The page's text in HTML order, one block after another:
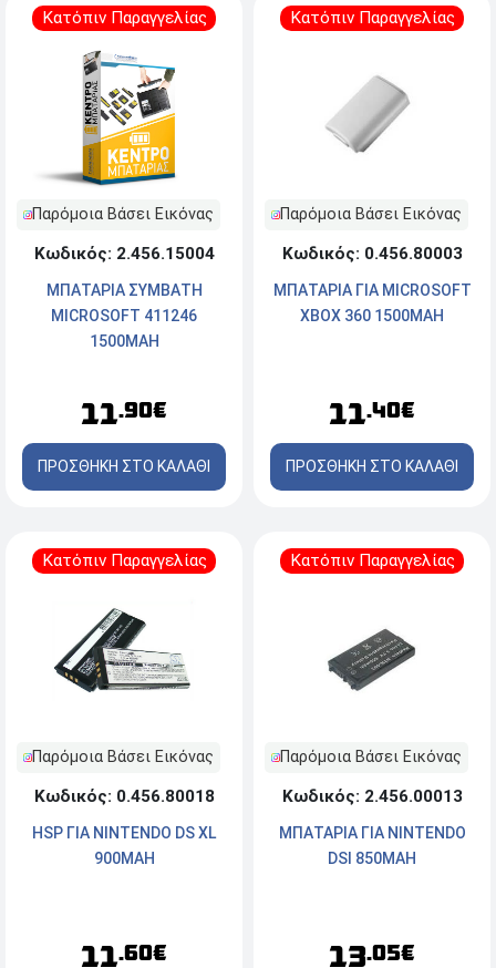
Κατόπιν Παραγγελίας
Παρόμοια Βάσει Εικόνας
Κωδικός: 2.456.15004
ΜΠΑΤΑΡΙΑ ΣΥΜΒΑΤΗ
MICROSOFT 411246
1500MAH
11.90€
ΠΡΟΣΘΗΚΗ ΣΤΟ ΚΑΛΑΘΙ
Κατόπιν Παραγγελίας
Παρόμοια Βάσει Εικόνας
Κωδικός: 0.456.80003
ΜΠΑΤΑΡΙΑ ΓΙΑ MICROSOFT
XBOX 360 1500MAH
11.40€
ΠΡΟΣΘΗΚΗ ΣΤΟ ΚΑΛΑΘΙ
Κατόπιν Παραγγελίας
Παρόμοια Βάσει Εικόνας
Κωδικός: 0.456.80018
HSP ΓΙΑ NINTENDO DS XL
900MAH
11.60€
Κατόπιν Παραγγελίας
Παρόμοια Βάσει Εικόνας
Κωδικός: 2.456.00013
ΜΠΑΤΑΡΙΑ ΓΙΑ NINTENDO
DSI 850MAH
13.05€